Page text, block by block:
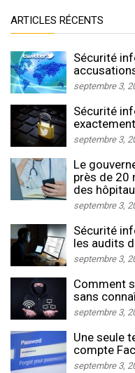
ARTICLES RÉCENTS
Sécurité
septembre 3,
Sécurité
septembre 3,
Le
près de 20
des
septembre 3,
Sécurité
les audits
septembre 3,
Comment
sans
septembre 3,
Une seule
compte
septembre 3,